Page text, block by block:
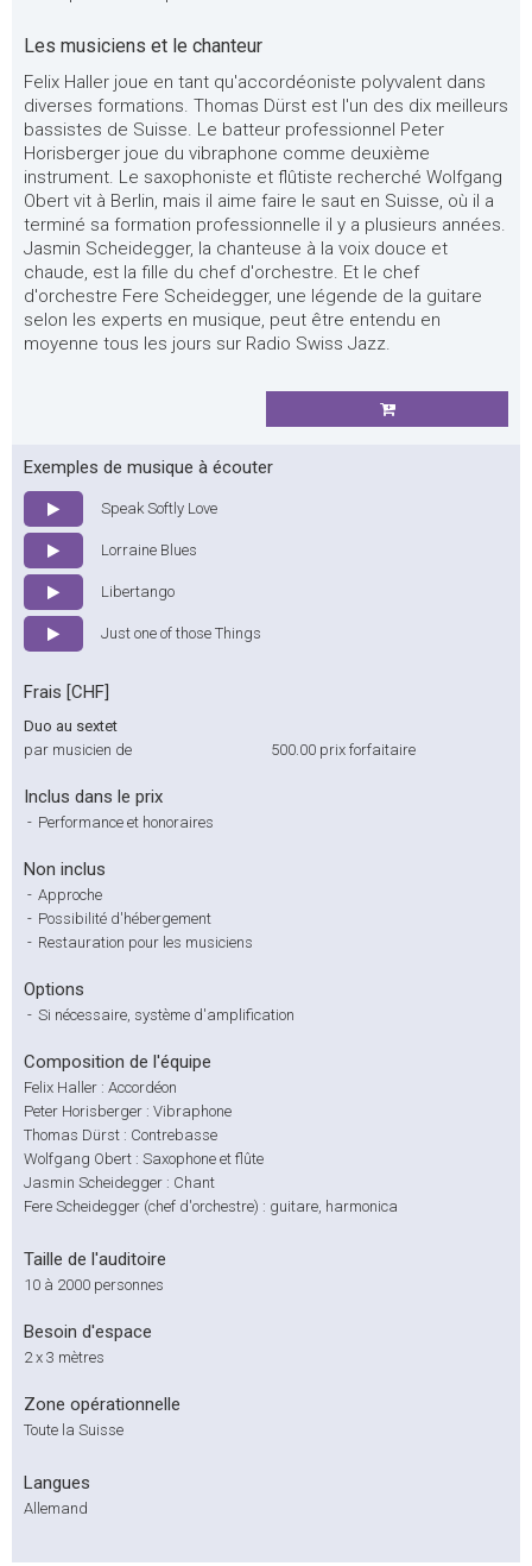
Les musiciens et le chanteur
Felix Haller joue en tant qu'accordéoniste polyvalent dans
diverses formations. Thomas Dürst est l'un des dix meilleurs
bassistes de Suisse. Le batteur professionnel Peter
Horisberger joue du vibraphone comme deuxième
instrument. Le saxophoniste et flûtiste recherché Wolfgang
Obert vit à Berlin, mais il aime faire le saut en Suisse, où il a
terminé sa formation professionnelle il y a plusieurs années.
Jasmin Scheidegger, la chanteuse à la voix douce et
chaude, est la fille du chef d'orchestre. Et le chef
d'orchestre Fere Scheidegger, une légende de la guitare
selon les experts en musique, peut être entendu en
moyenne tous les jours sur Radio Swiss Jazz.
Exemples de musique à écouter
Speak Softly Love
Lorraine Blues
Libertango
Just one of those Things
Frais [CHF]
Duo au sextet
par musicien de
500.00 prix forfaitaire
Inclus dans le prix
- Performance et honoraires
Non inclus
- Approche
- Possibilité d'hébergement
- Restauration pour les musiciens
Options
- Si nécessaire, système d'amplification
Composition de l'équipe
Felix Haller : Accordéon
Peter Horisberger : Vibraphone
Thomas Dürst : Contrebasse
Wolfgang Obert : Saxophone et flûte
Jasmin Scheidegger : Chant
Fere Scheidegger (chef d'orchestre) : guitare, harmonica
Taille de l'auditoire
10 à 2000 personnes
Besoin d'espace
2 x 3 mètres
Zone opérationnelle
Toute la Suisse
Langues
Allemand